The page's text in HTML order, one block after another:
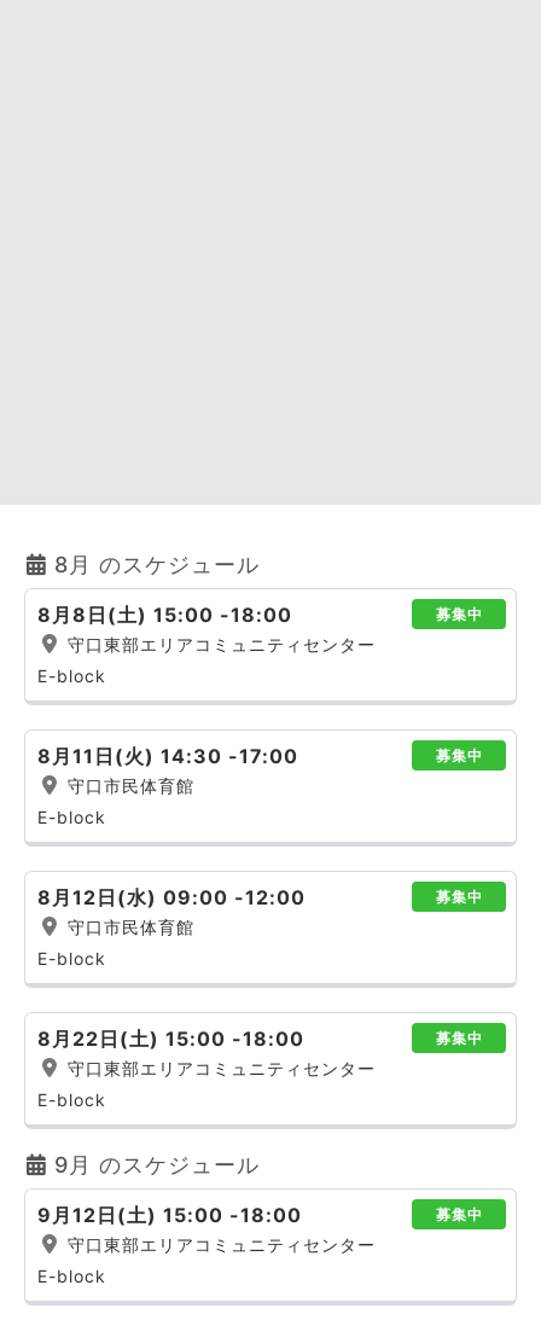
8月 のスケジュール
8月8日(土) 15:00 -18:00 募集中
守口東部エリアコミュニティセンター
E-block
8月11日(火) 14:30 -17:00 募集中
守口市民体育館
E-block
8月12日(水) 09:00 -12:00 募集中
守口市民体育館
E-block
8月22日(土) 15:00 -18:00 募集中
守口東部エリアコミュニティセンター
E-block
9月 のスケジュール
9月12日(土) 15:00 -18:00 募集中
守口東部エリアコミュニティセンター
E-block